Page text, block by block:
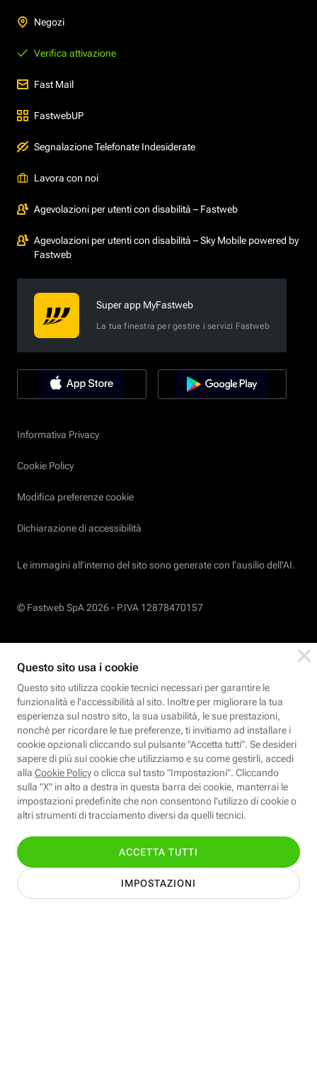
Negozi
Verifica attivazione
Fast Mail
FastwebUP
Segnalazione Telefonate Indesiderate
Lavora con noi
Agevolazioni per utenti con disabilità – Fastweb
Agevolazioni per utenti con disabilità – Sky Mobile powered by
Fastweb
Super app MyFastweb
La tua finestra per gestire i servizi Fastweb
Informativa Privacy
Cookie Policy
Modifica preferenze cookie
Dichiarazione di accessibilità
Le immagini all’interno del sito sono generate con l'ausilio dell'AI.
© Fastweb SpA 2026 - P.IVA 12878470157